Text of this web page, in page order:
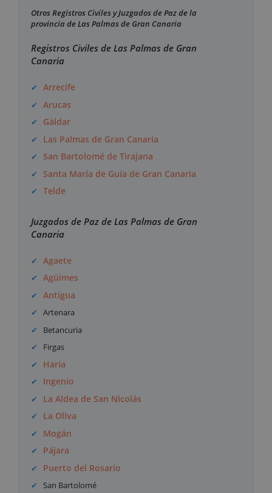
Otros Registros Civiles y Juzgados de Paz de la
provincia de Las Palmas de Gran Canaria
Registros Civiles de Las Palmas de Gran
Canaria
Arrecife
Arucas
Gáldar
Las Palmas de Gran Canaria
San Bartolomé de Tirajana
Santa María de Guía de Gran Canaria
Telde
Juzgados de Paz de Las Palmas de Gran
Canaria
Agaete
Agüimes
Antigua
Artenara
Betancuria
Firgas
Haría
Ingenio
La Aldea de San Nicolás
La Oliva
Mogán
Pájara
Puerto del Rosario
San Bartolomé